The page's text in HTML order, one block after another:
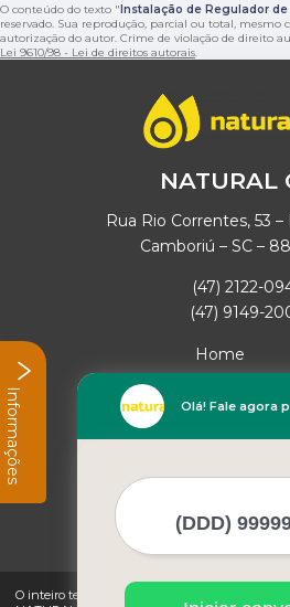
O conteúdo do texto "Instalação de Regulador de
reservado. Sua reprodução, parcial ou total, mesmo
autorização do autor. Crime de violação de direito
Lei 9610/98 - Lei de direitos autorais.
NATURAL
Rua Rio Correntes, 53
Camboriú – SC –
(47) 2122-
(47) 9149-
Home
Empresa
Missão
Mapa do
O inteiro teor deste site está sujeito à proteção
Olá! Fale agora
Informações